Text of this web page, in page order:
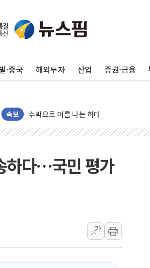
·중국 해외투자 산업 증권·금융
속보
전남광주 구례 산불 32분 만에 주불 진화
캠코, 5918억원 규모 압류재산 1506건
가오픈한 홈플러스
돌아온 홈플러스
에어로케이항공, 청주-중국 청두 노선
네이버, AI 브리핑 도입 후 블로그 창작자
SKT, '8월 월간 럭키 페스타' 실시...휴대
하다…국민 평가
가
가